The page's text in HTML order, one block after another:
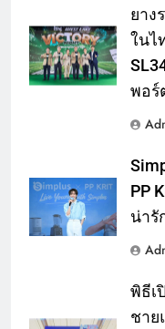
ยาง
ในไ
พอร์
PP
น่ารั
พิธีเ
ชาย